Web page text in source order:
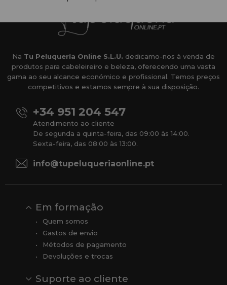
Na Tu Peluquería Online S.L.U. dedicamo-nos à venda de
produtos para cabeleireiro e beleza, oferecendo uma vasta
gama ao seu alcance económico e profissional. Temos preços
competitivos e estamos sempre à sua disposição.
+34 951 204 547
Atendimento ao cliente
De segunda a quinta-feira, das 09:00 às 14:00.
Sexta-feira, das 08:00 às 13:00.
info@tupeluqueriaonline.pt
Em formação
Quem somos
Gastos de envio
Métodos de pagamento
Devoluções e trocas
Suporte ao cliente